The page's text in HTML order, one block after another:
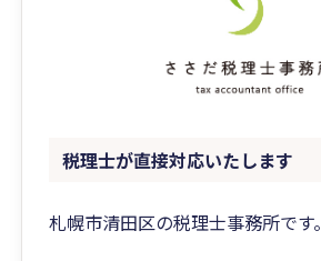
税理士が直接対応いたします
札幌市清田区の税理士事務所です。